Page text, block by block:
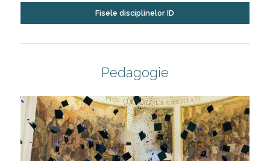
Fisele disciplinelor ID
Pedagogie